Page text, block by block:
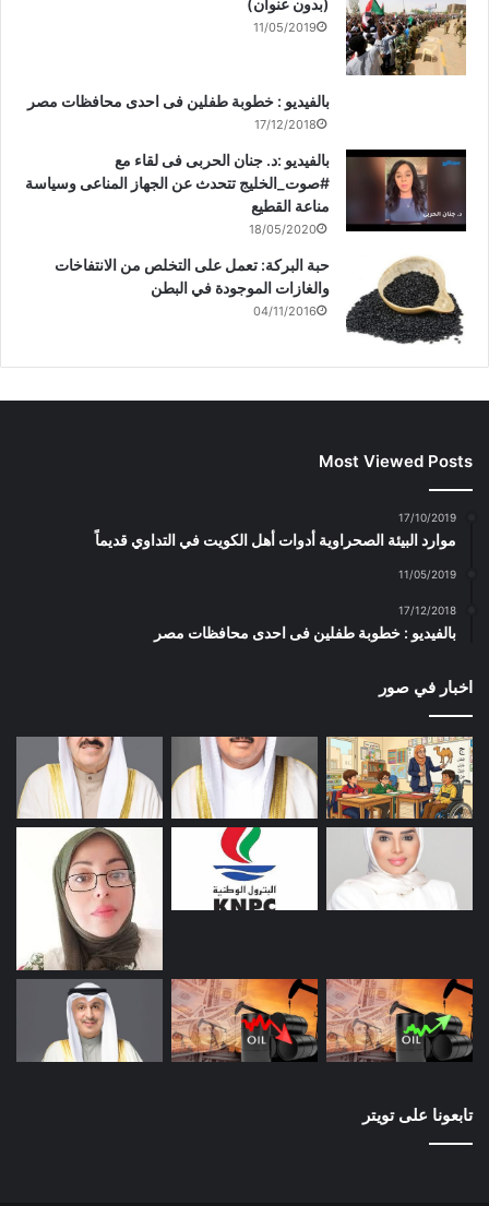
(بدون عنوان)
11/05/2019
بالفيديو : خطوبة طفلين فى احدى محافظات مصر
17/12/2018
بالفيديو :د. جنان الحربى فى لقاء مع
#صوت_الخليج تتحدث عن الجهاز المناعى وسياسة
مناعة القطيع
18/05/2020
حبة البركة: تعمل على التخلص من الانتفاخات
والغازات الموجودة في البطن
04/11/2016
Most Viewed Posts
17/10/2019
موارد البيئة الصحراوية أدوات أهل الكويت في التداوي قديماً
11/05/2019
17/12/2018
بالفيديو : خطوبة طفلين فى احدى محافظات مصر
اخبار في صور
تابعونا على تويتر